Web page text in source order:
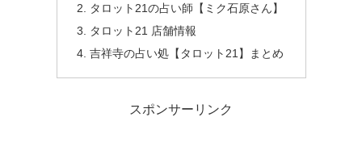
タロット21の占い師【ミク石原さん】
タロット21 店舗情報
吉祥寺の占い処【タロット21】まとめ
スポンサーリンク